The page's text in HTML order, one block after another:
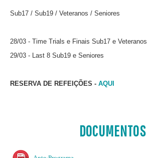
Sub17 / Sub19 / Veteranos / Seniores
28/03 - Time Trials e Finais Sub17 e Veteranos
29/03 - Last 8 Sub19 e Seniores
RESERVA DE REFEIÇÕES - AQUI
DOCUMENTOS